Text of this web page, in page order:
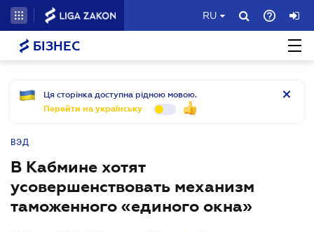
RU
БІЗНЕС
Ця сторінка доступна рідною мовою.
Перейти на українську
ВЭД
В Кабмине хотят
усовершенствовать механизм
таможенного «единого окна»